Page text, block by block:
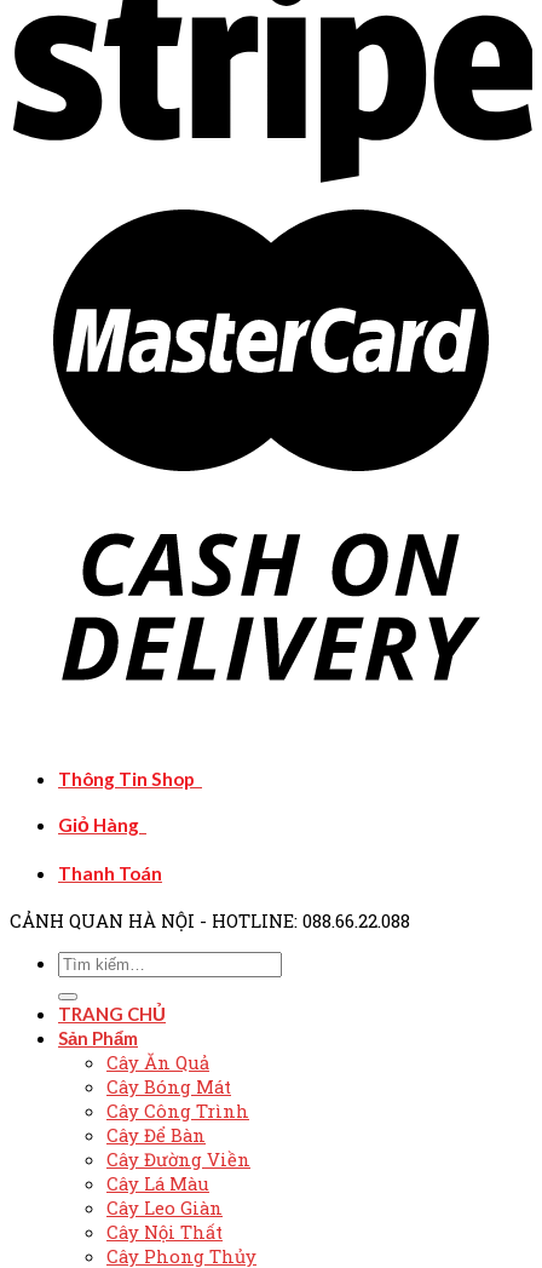
Thông Tin Shop
Giỏ Hàng
Thanh Toán
CẢNH QUAN HÀ NỘI - HOTLINE: 088.66.22.088
TRANG CHỦ
Sản Phẩm
Cây Ăn Quả
Cây Bóng Mát
Cây Công Trình
Cây Để Bàn
Cây Đường Viền
Cây Lá Màu
Cây Leo Giàn
Cây Nội Thất
Cây Phong Thủy